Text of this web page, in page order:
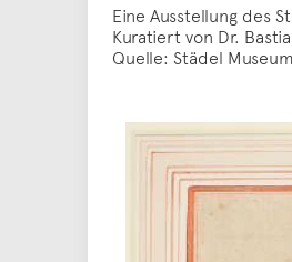
Eine Ausstellung des
Kuratiert von Dr.
Quelle: Städel